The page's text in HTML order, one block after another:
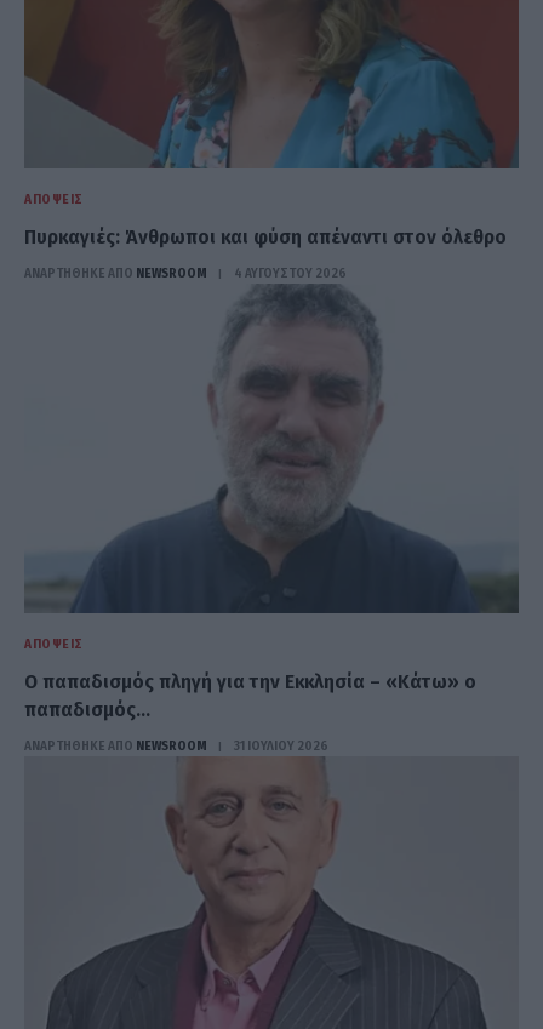
ΑΠΌΨΕΙΣ
Πυρκαγιές: Άνθρωποι και φύση απέναντι στον όλεθρο
ΑΝΑΡΤΗΘΗΚΕ ΑΠΟ NEWSROOM 4 ΑΥΓΟΎΣΤΟΥ 2026
ΑΠΌΨΕΙΣ
Ο παπαδισμός πληγή για την Εκκλησία – «Κάτω» ο
παπαδισμός…
ΑΝΑΡΤΗΘΗΚΕ ΑΠΟ NEWSROOM 31 ΙΟΥΛΊΟΥ 2026